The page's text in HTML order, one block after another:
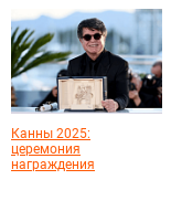
Канны 2025:
церемония
награждения